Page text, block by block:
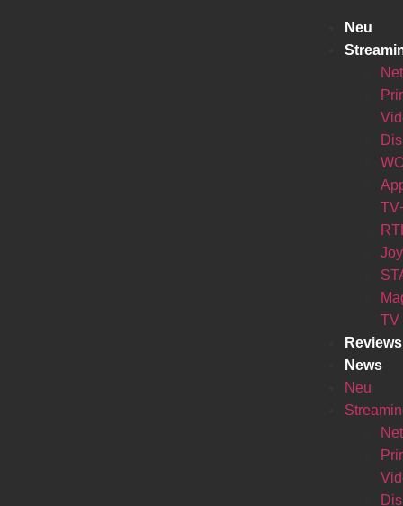
Neu
TV
Reviews
News
Neu